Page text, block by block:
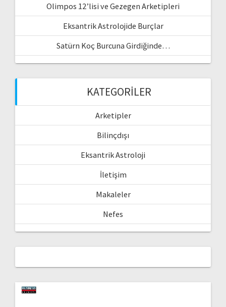
Olimpos 12’lisi ve Gezegen Arketipleri
Eksantrik Astrolojide Burçlar
Satürn Koç Burcuna Girdiğinde…
KATEGORILER
Arketipler
Bilinçdışı
Eksantrik Astroloji
İletişim
Makaleler
Nefes